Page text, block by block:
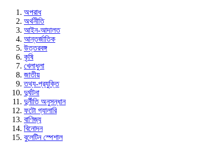
অপরাধ
অর্থনীতি
আইন-আদালত
আন্তর্জাতিক
উত্তরবঙ্গ
কৃষি
খেলাধুলা
জাতীয়
তথ্য-প্রযুক্তি
দুর্ঘটনা
দুর্নীতি অনুসন্ধান
ফটো গ্যালারি
বাণিজ্য
বিনোদন
বুলেটিন স্পেশাল